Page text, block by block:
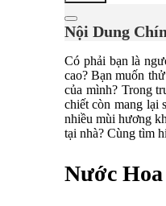
Nội Dung
Có phải bạn là
cao? Bạn muốn
của mình? Trong
chiết còn mang lại
nhiều mùi hương
tại nhà? Cùng tìm
Nước